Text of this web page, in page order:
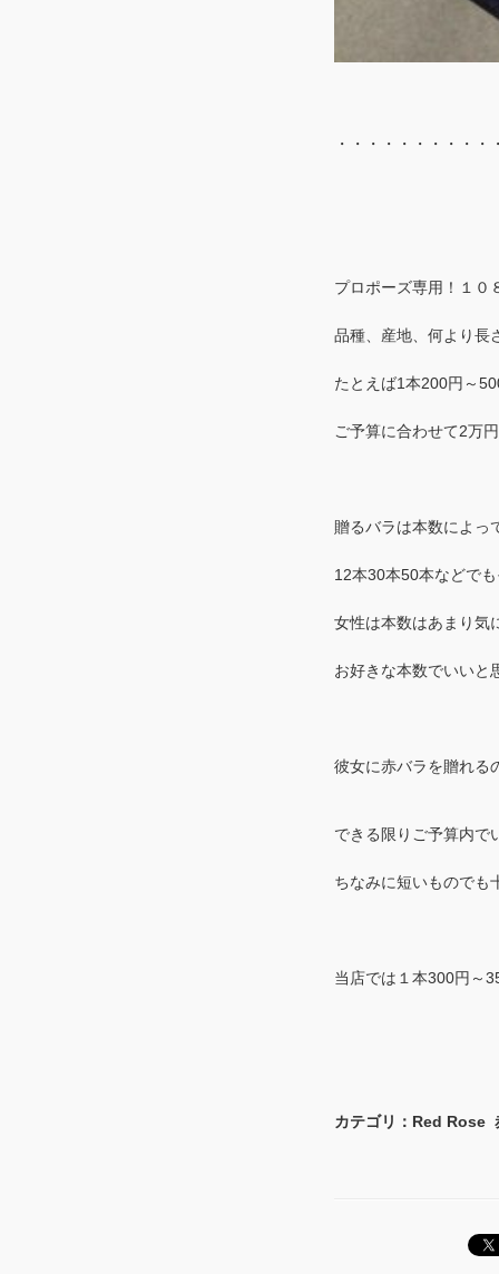
・・・・・・・・・
プロポーズ専用！１
品種、産地、何より
たとえば1本200円～
ご予算に合わせて2万
贈るバラは本数によっ
12本30本50本などで
女性は本数はあまり気
お好きな本数でいいと
彼女に赤バラを贈れる
できる限りご予算内で
ちなみに短いものでも
当店では１本300円～
カテゴリ：Red